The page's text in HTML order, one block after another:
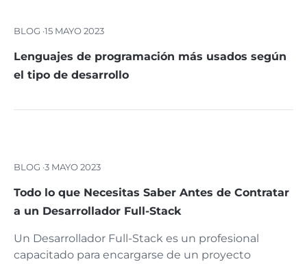
BLOG ·15 MAYO 2023
Lenguajes de programación más usados según
el tipo de desarrollo
BLOG ·3 MAYO 2023
Todo lo que Necesitas Saber Antes de Contratar
a un Desarrollador Full-Stack
Un Desarrollador Full-Stack es un profesional
capacitado para encargarse de un proyecto